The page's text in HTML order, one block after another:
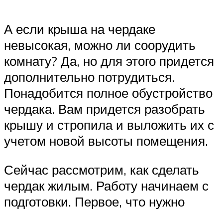
А если крыша на чердаке
невысокая, можно ли соорудить
комнату? Да, но для этого придется
дополнительно потрудиться.
Понадобится полное обустройство
чердака. Вам придется разобрать
крышу и стропила и выложить их с
учетом новой высоты помещения.
Сейчас рассмотрим, как сделать
чердак жилым. Работу начинаем с
подготовки. Первое, что нужно